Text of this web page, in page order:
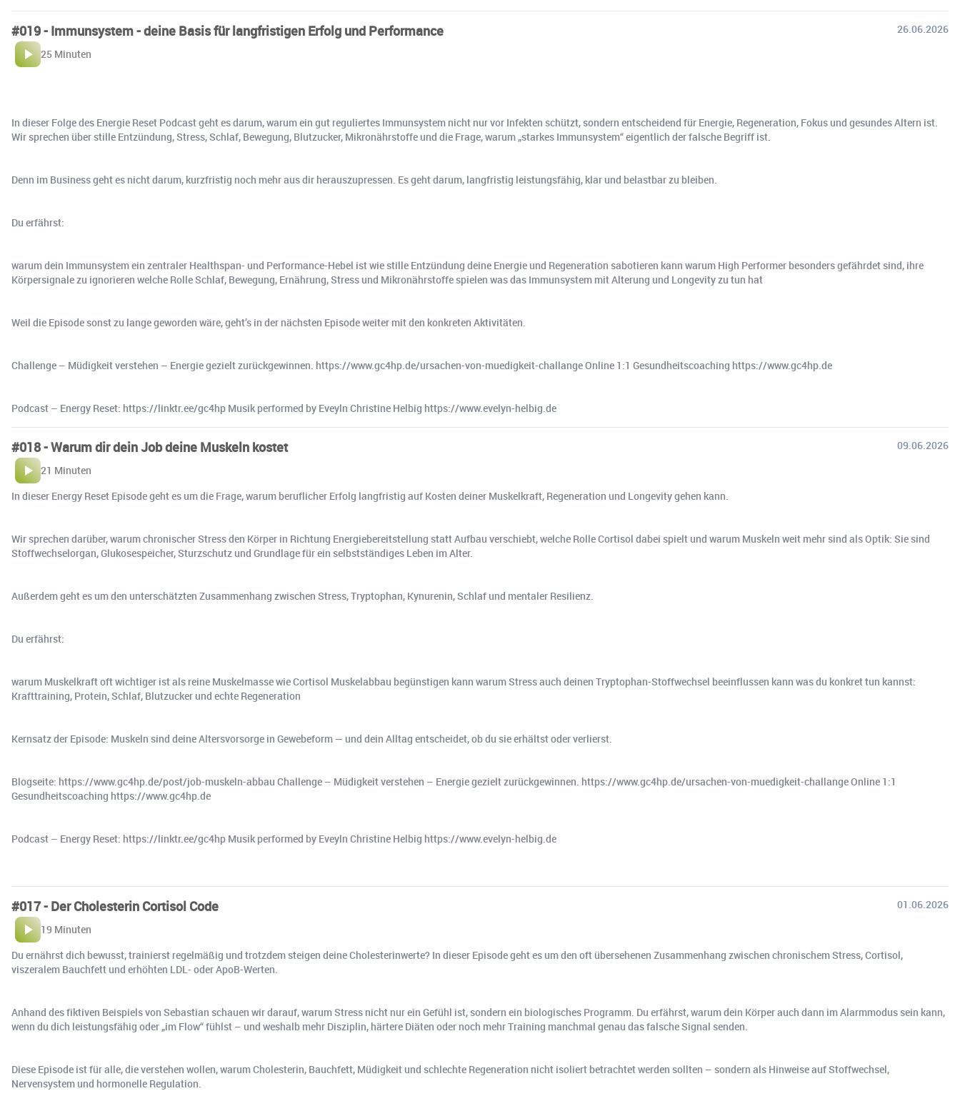
#019 - Immunsystem - deine Basis für langfristigen Erfolg und Performance
26.06.2026
25 Minuten
In dieser Folge des Energie Reset Podcast geht es darum, warum ein gut reguliertes Immunsystem nicht nur vor Infekten schützt, sondern entscheidend für Energie, Regeneration, Fokus und gesundes Altern ist.
Wir sprechen über stille Entzündung, Stress, Schlaf, Bewegung, Blutzucker, Mikronährstoffe und die Frage, warum „starkes Immunsystem“ eigentlich der falsche Begriff ist.
Denn im Business geht es nicht darum, kurzfristig noch mehr aus dir herauszupressen. Es geht darum, langfristig leistungsfähig, klar und belastbar zu bleiben.
Du erfährst:
warum dein Immunsystem ein zentraler Healthspan- und Performance-Hebel ist wie stille Entzündung deine Energie und Regeneration sabotieren kann warum High Performer besonders gefährdet sind, ihre
Körpersignale zu ignorieren welche Rolle Schlaf, Bewegung, Ernährung, Stress und Mikronährstoffe spielen was das Immunsystem mit Alterung und Longevity zu tun hat
Weil die Episode sonst zu lange geworden wäre, geht’s in der nächsten Episode weiter mit den konkreten Aktivitäten.
Challenge – Müdigkeit verstehen – Energie gezielt zurückgewinnen. https://www.gc4hp.de/ursachen-von-muedigkeit-challange Online 1:1 Gesundheitscoaching https://www.gc4hp.de
Podcast – Energy Reset: https://linktr.ee/gc4hp Musik performed by Eveyln Christine Helbig https://www.evelyn-helbig.de
#018 - Warum dir dein Job deine Muskeln kostet
09.06.2026
21 Minuten
In dieser Energy Reset Episode geht es um die Frage, warum beruflicher Erfolg langfristig auf Kosten deiner Muskelkraft, Regeneration und Longevity gehen kann.
Wir sprechen darüber, warum chronischer Stress den Körper in Richtung Energiebereitstellung statt Aufbau verschiebt, welche Rolle Cortisol dabei spielt und warum Muskeln weit mehr sind als Optik: Sie sind
Stoffwechselorgan, Glukosespeicher, Sturzschutz und Grundlage für ein selbstständiges Leben im Alter.
Außerdem geht es um den unterschätzten Zusammenhang zwischen Stress, Tryptophan, Kynurenin, Schlaf und mentaler Resilienz.
Du erfährst:
warum Muskelkraft oft wichtiger ist als reine Muskelmasse wie Cortisol Muskelabbau begünstigen kann warum Stress auch deinen Tryptophan-Stoffwechsel beeinflussen kann was du konkret tun kannst:
Krafttraining, Protein, Schlaf, Blutzucker und echte Regeneration
Kernsatz der Episode: Muskeln sind deine Altersvorsorge in Gewebeform — und dein Alltag entscheidet, ob du sie erhältst oder verlierst.
Blogseite: https://www.gc4hp.de/post/job-muskeln-abbau Challenge – Müdigkeit verstehen – Energie gezielt zurückgewinnen. https://www.gc4hp.de/ursachen-von-muedigkeit-challange Online 1:1
Gesundheitscoaching https://www.gc4hp.de
Podcast – Energy Reset: https://linktr.ee/gc4hp Musik performed by Eveyln Christine Helbig https://www.evelyn-helbig.de
#017 - Der Cholesterin Cortisol Code
01.06.2026
19 Minuten
Du ernährst dich bewusst, trainierst regelmäßig und trotzdem steigen deine Cholesterinwerte? In dieser Episode geht es um den oft übersehenen Zusammenhang zwischen chronischem Stress, Cortisol,
viszeralem Bauchfett und erhöhten LDL- oder ApoB-Werten.
Anhand des fiktiven Beispiels von Sebastian schauen wir darauf, warum Stress nicht nur ein Gefühl ist, sondern ein biologisches Programm. Du erfährst, warum dein Körper auch dann im Alarmmodus sein kann,
wenn du dich leistungsfähig oder „im Flow“ fühlst – und weshalb mehr Disziplin, härtere Diäten oder noch mehr Training manchmal genau das falsche Signal senden.
Diese Episode ist für alle, die verstehen wollen, warum Cholesterin, Bauchfett, Müdigkeit und schlechte Regeneration nicht isoliert betrachtet werden sollten – sondern als Hinweise auf Stoffwechsel,
Nervensystem und hormonelle Regulation.